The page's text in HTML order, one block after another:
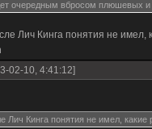
очередным вбросом плюшевых
Лич Кинга понятия не имел,
02-10, 4:41:12]
Лич Кинга понятия не имел,